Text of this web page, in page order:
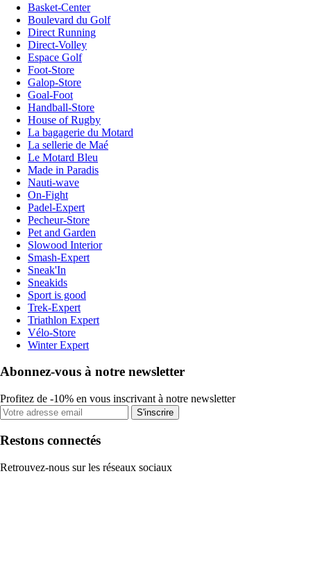
Basket-Center
Boulevard du Golf
Direct Running
Direct-Volley
Espace Golf
Foot-Store
Galop-Store
Goal-Foot
Handball-Store
House of Rugby
La bagagerie du Motard
La sellerie de Maé
Le Motard Bleu
Made in Paradis
Nauti-wave
On-Fight
Padel-Expert
Pecheur-Store
Pet and Garden
Slowood Interior
Smash-Expert
Sneak'In
Sneakids
Sport is good
Trek-Expert
Triathlon Expert
Vélo-Store
Winter Expert
Abonnez-vous à notre newsletter
Profitez de -10% en vous inscrivant à notre newsletter
S'inscrire
Restons connectés
Retrouvez-nous sur les réseaux sociaux